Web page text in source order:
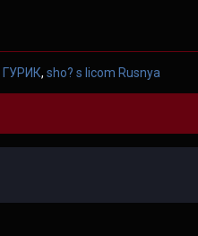
ГУРИК, sho? s licom Rusnya